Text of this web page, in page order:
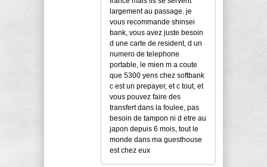
largement au passage. je
vous recommande shinsei
bank, vous avez juste besoin
d une carte de resident, d un
numero de telephone
portable, le mien m a coute
que 5300 yens chez softbank
c est un prepayer, et c tout, et
vous pouvez faire des
transfert dans la foulee, pas
besoin de tampon ni d etre au
japon depuis 6 mois, tout le
monde dans ma guesthouse
est chez eux